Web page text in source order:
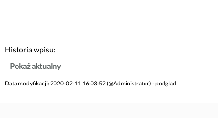
Historia wpisu:
Pokaż aktualny
Data modyfikacji: 2020-02-11 16:03:52 (@Administrator) - podgląd